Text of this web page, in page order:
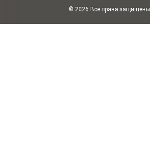
© 2026 Все права защищены.